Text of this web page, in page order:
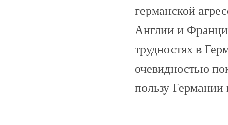
германской
Англии и
трудностях в
очевидностью
пользу